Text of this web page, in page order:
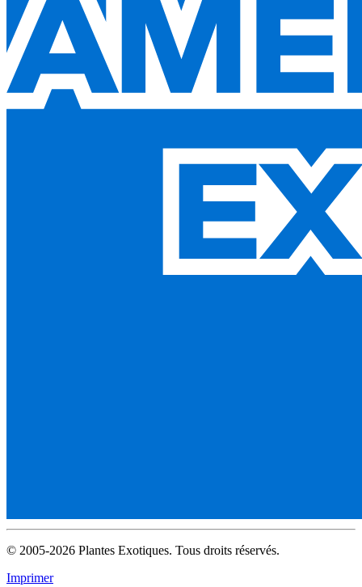
© 2005-2026 Plantes Exotiques. Tous droits réservés.
Imprimer